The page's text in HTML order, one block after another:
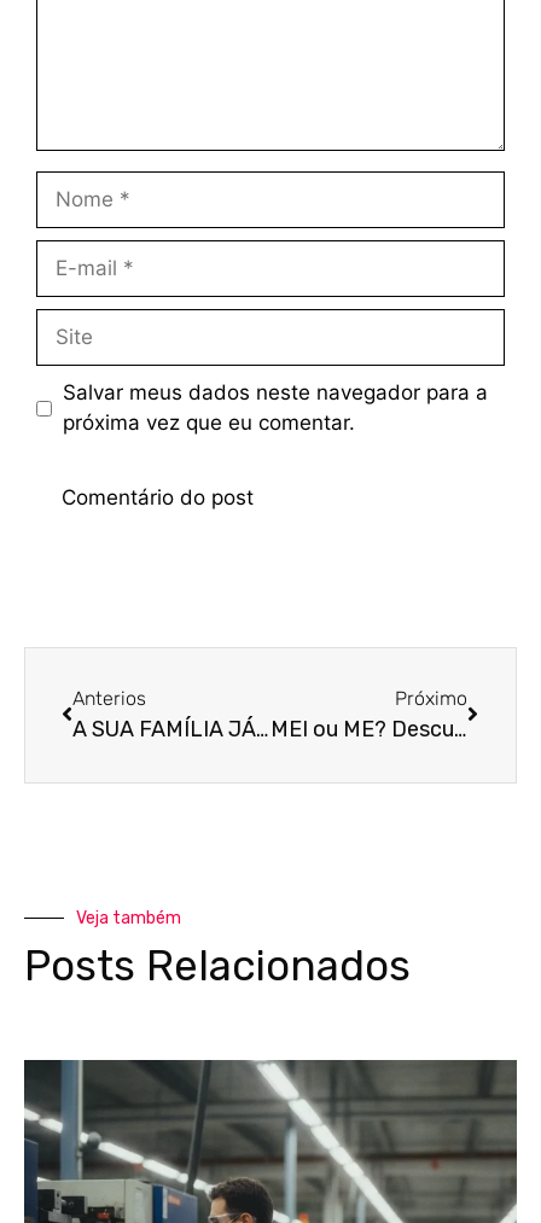
Salvar meus dados neste navegador para a
próxima vez que eu comentar.
Anterios
A SUA FAMÍLIA JÁ TEM UM PLANEJAMENTO SUCESSÓRIO?
Próximo
MEI ou ME? Descubra o que é melhor para você que vai começar a trabalhar como PJ
Veja também
Posts Relacionados